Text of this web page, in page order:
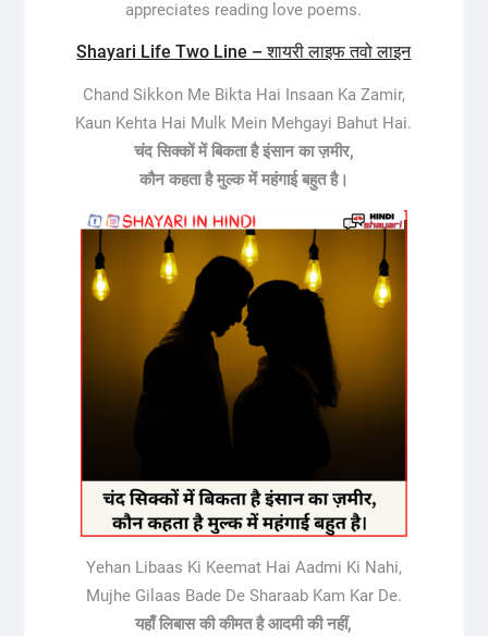
appreciates reading love poems.
Shayari Life Two Line – शायरी लाइफ तवो लाइन
Chand Sikkon Me Bikta Hai Insaan Ka Zamir,
Kaun Kehta Hai Mulk Mein Mehgayi Bahut Hai.
चंद सिक्कों में बिकता है इंसान का ज़मीर,
कौन कहता है मुल्क में महंगाई बहुत है।
Yehan Libaas Ki Keemat Hai Aadmi Ki Nahi,
Mujhe Gilaas Bade De Sharaab Kam Kar De.
यहाँ लिबास की कीमत है आदमी की नहीं,